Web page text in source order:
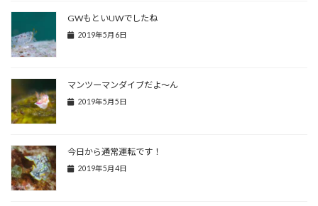
GWもといUWでしたね
2019年5月6日
マンツーマンダイブだよ～ん
2019年5月5日
今日から通常運転です！
2019年5月4日